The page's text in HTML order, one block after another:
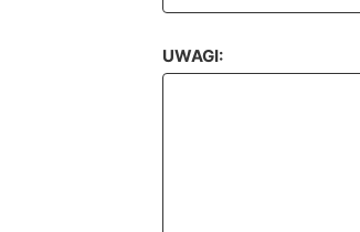
UWAGI: